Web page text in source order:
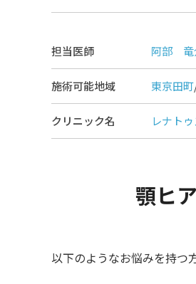
担当医師 阿部 竜
施術可能地域 東京田町
クリニック名 レナト
顎ヒ
以下のようなお悩みを持つ